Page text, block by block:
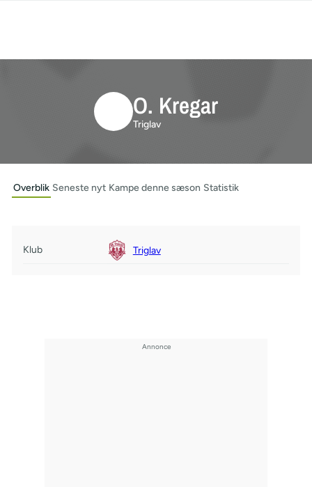
O. Kregar
Triglav
Overblik Seneste nyt Kampe denne sæson Statistik
Klub Triglav